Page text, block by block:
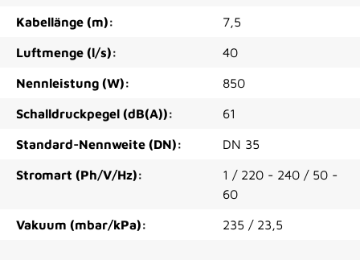
Kabellänge (m): 7,5
Luftmenge (l/s): 40
Nennleistung (W): 850
Schalldruckpegel (dB(A)): 61
Standard-Nennweite (DN): DN 35
Stromart (Ph/V/Hz):
1 / 220 - 240 / 50 -
60
Vakuum (mbar/kPa): 235 / 23,5